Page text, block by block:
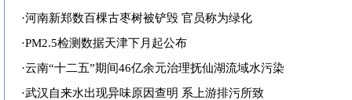
·河南新郑数百棵古枣树被铲毁 官员称为绿化
·PM2.5检测数据天津下月起公布
·云南“十二五”期间46亿余元治理抚仙湖流域水污染
·武汉自来水出现异味原因查明 系上游排污所致